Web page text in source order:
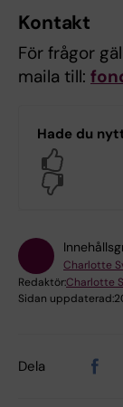
Kontakt
För frågor
maila till:
Hade du
Charlotte
Redaktör:Charlotte
Sidan uppdaterad:
Dela